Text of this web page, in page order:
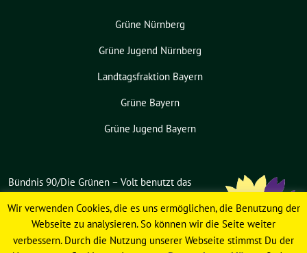
Grüne Nürnberg
Grüne Jugend Nürnberg
Landtagsfraktion Bayern
Grüne Bayern
Grüne Jugend Bayern
Bündnis 90/Die Grünen – Volt benutzt das
Angebot derverdigado eG.
Wir verwenden Cookies, die es uns ermöglichen, die Benutzung der
Webseite zu analysieren. So können wir die Seite weiter
verbessern. Durch die Nutzung unserer Webseite stimmst Du der